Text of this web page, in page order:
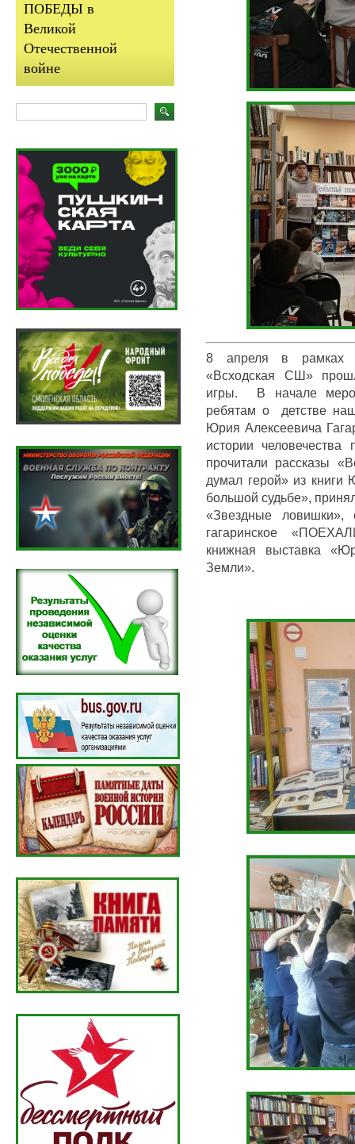
8 апреля в рамках
«Всходская СШ»
игры. В начале
ребятам о детстве
Юрия Алексеевича
истории
прочитали рассказы
думал герой» из книги
большой судьбе»,
«Звездные ловишки»,
гагаринское
книжная выставка
Земли».
ПОБЕДЫ в
Великой
Отечественной
войне